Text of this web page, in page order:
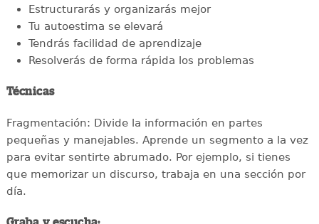
Estructurarás y organizarás mejor
Tu autoestima se elevará
Tendrás facilidad de aprendizaje
Resolverás de forma rápida los problemas
Técnicas
Fragmentación: Divide la información en partes
pequeñas y manejables. Aprende un segmento a la vez
para evitar sentirte abrumado. Por ejemplo, si tienes
que memorizar un discurso, trabaja en una sección por
día.